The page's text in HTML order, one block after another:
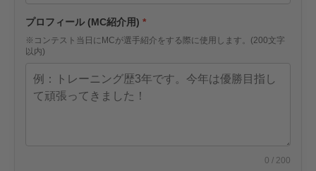
プロフィール (MC紹介用)
※コンテスト当日にMCが選手紹介をする際に使用します。(200文字
以内)
0 / 200